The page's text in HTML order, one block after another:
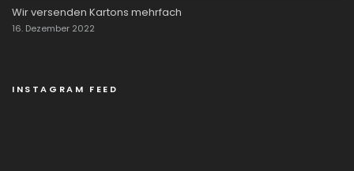
Wir versenden Kartons mehrfach
16. Dezember 2022
INSTAGRAM FEED